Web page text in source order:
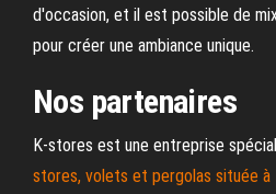
d'occasion, et il est possible de
pour créer une ambiance unique.
Nos partenaires
K-stores est une entreprise
stores, volets et pergolas située à